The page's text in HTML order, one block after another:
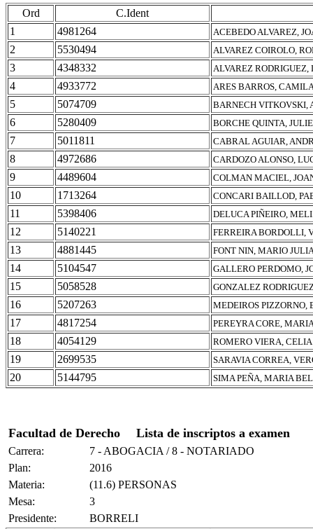
Ord
C.Ident
1
4981264 ACEBEDO ALVAREZ,
2 5530494 ALVAREZ COIROLO,
3 4348332 ALVAREZ
4 4933772 ARES BARROS,
5 5074709 BARNECH VITKOVSKI,
6 5280409 BORCHE QUINTA,
7 5011811 CABRAL AGUIAR,
8 4972686 CARDOZO ALONSO,
9 4489604 COLMAN MACIEL,
10 1713264 CONCARI BAILLOD,
11 5398406 DELUCA PIÑEIRO,
12 5140221 FERREIRA BORDOLLI,
13 4881445 FONT NIN, MARIO
14 5104547 GALLERO PERDOMO,
15 5058528 GONZALEZ
16 5207263 MEDEIROS
17 4817254 PEREYRA CORE,
18 4054129 ROMERO VIERA, CELIA
19 2699535 SARAVIA CORREA,
20 5144795 SIMA PEÑA, MARIA
Facultad de Derecho Lista de inscriptos a examen
Carrera:
7 - ABOGACIA / 8 - NOTARIADO
Plan:
2016
Materia:
(11.6) PERSONAS
Mesa:
3
Presidente:
BORRELI